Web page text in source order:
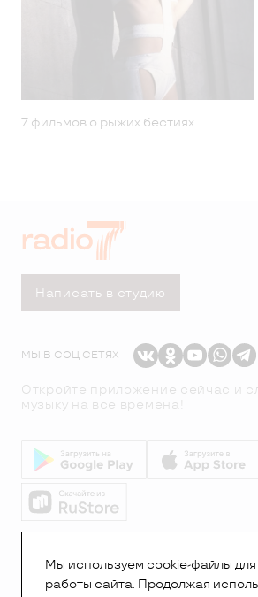
7 фильмов о рыжих бестиях
Написать в студию
МЫ В СОЦ СЕТЯХ
Откройте приложение сейчас и
музыку на все времена!
© Все права
Мы используем cookie-файлы для
работы сайта. Продолжая